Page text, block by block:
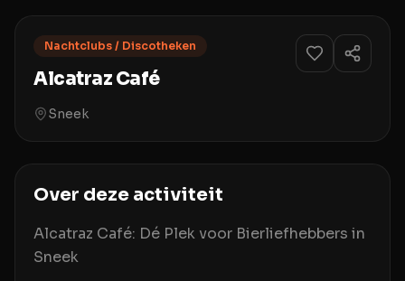
Nachtclubs / Discotheken
Alcatraz Café
Sneek
Over deze activiteit
Alcatraz Café: Dé Plek voor Bierliefhebbers in
Sneek